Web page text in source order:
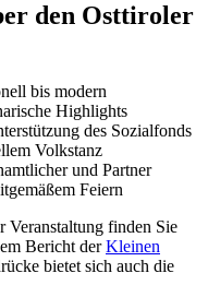
den Osttiroler
bis modern
Highlights
des Sozialfonds
Volkstanz
und Partner
Feiern
Veranstaltung finden Sie
Bericht derKleinen
bietet sich auch die